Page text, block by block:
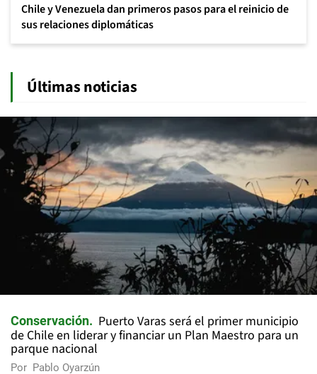
Chile y Venezuela dan primeros pasos para el reinicio de
sus relaciones diplomáticas
Últimas noticias
Conservación
Puerto Varas será el primer municipio
de Chile en liderar y financiar un Plan Maestro para un
parque nacional
Por Pablo Oyarzún